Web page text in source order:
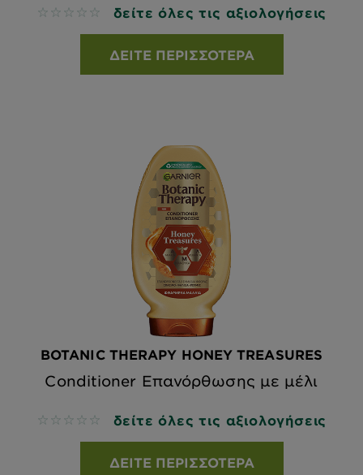
No reviews δείτε όλες τις αξιολογήσεις
ΔΕΊΤΕ ΠΕΡΙΣΣΌΤΕΡΑ
BOTANIC THERAPY HONEY TREASURES
Conditioner Επανόρθωσης με μέλι
No reviews δείτε όλες τις αξιολογήσεις
ΔΕΊΤΕ ΠΕΡΙΣΣΌΤΕΡΑ